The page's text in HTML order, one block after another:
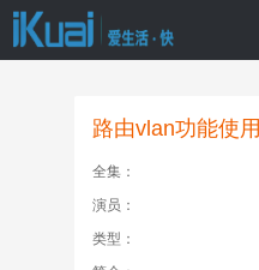
路由vlan功能使用
全集：
演员：
类型：